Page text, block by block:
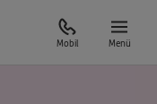
Mobil Menü